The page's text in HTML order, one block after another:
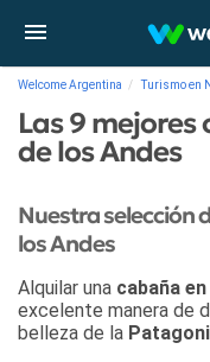
Welcome Argentina Turismo en
Las 9
de los Andes
Nuestra selección
los Andes
Alquilar una cabaña
excelente manera de
belleza de la